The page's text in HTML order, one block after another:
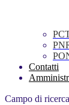
Contatti
Campo di